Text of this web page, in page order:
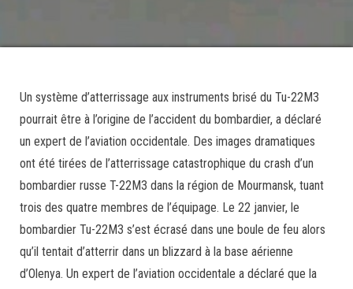
Un système d’atterrissage aux instruments brisé du Tu-22M3
pourrait être à l’origine de l’accident du bombardier, a déclaré
un expert de l’aviation occidentale. Des images dramatiques
ont été tirées de l’atterrissage catastrophique du crash d’un
bombardier russe T-22M3 dans la région de Mourmansk, tuant
trois des quatre membres de l’équipage. Le 22 janvier, le
bombardier Tu-22M3 s’est écrasé dans une boule de feu alors
qu’il tentait d’atterrir dans un blizzard à la base aérienne
d’Olenya. Un expert de l’aviation occidentale a déclaré que la